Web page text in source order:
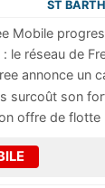
ST BARTH
Mobile
le réseau de
annonce un
surcoût son
offre de flotte